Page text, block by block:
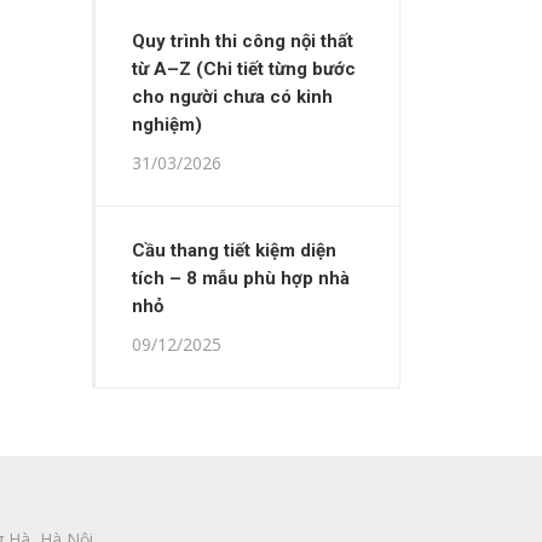
Quy trình thi công nội thất
từ A–Z (Chi tiết từng bước
cho người chưa có kinh
nghiệm)
31/03/2026
Cầu thang tiết kiệm diện
tích – 8 mẫu phù hợp nhà
nhỏ
09/12/2025